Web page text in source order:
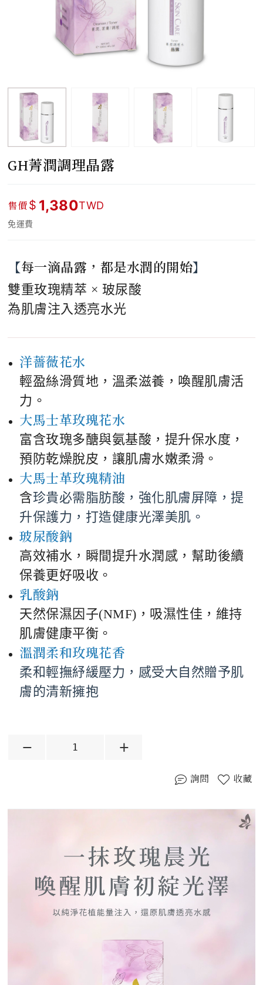
GH菁潤調理晶露
售價$ 1,380TWD
免運費
【每一滴晶露，都是水潤的開始】
雙重玫瑰精萃 × 玻尿酸
為肌膚注入透亮水光
洋薔薇花水
輕盈絲滑質地，溫柔滋養，喚醒肌膚活
力。
大馬士革玫瑰花水
富含玫瑰多醣與氨基酸，提升保水度，
預防乾燥脫皮，讓肌膚水嫩柔滑。
大馬士革玫瑰精油
含珍貴必需脂肪酸，強化肌膚屏障，提
升保護力，打造健康光澤美肌。
玻尿酸鈉
高效補水，瞬間提升水潤感，幫助後續
保養更好吸收。
乳酸鈉
天然保濕因子(NMF)，吸濕性佳，維持
肌膚健康平衡。
溫潤柔和玫瑰花香
柔和輕撫紓緩壓力，感受大自然贈予肌
膚的清新擁抱
詢問 收藏